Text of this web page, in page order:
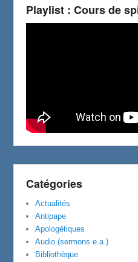
Playlist : Cours de
Catégories
Actualités
Antipape
Apologétiques
Audio (sermons e.a.)
Bibliothèque